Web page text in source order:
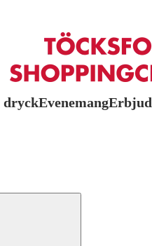
dryckEvenemang